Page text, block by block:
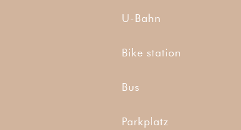
U-Bahn
Bike station
Bus
Parkplatz